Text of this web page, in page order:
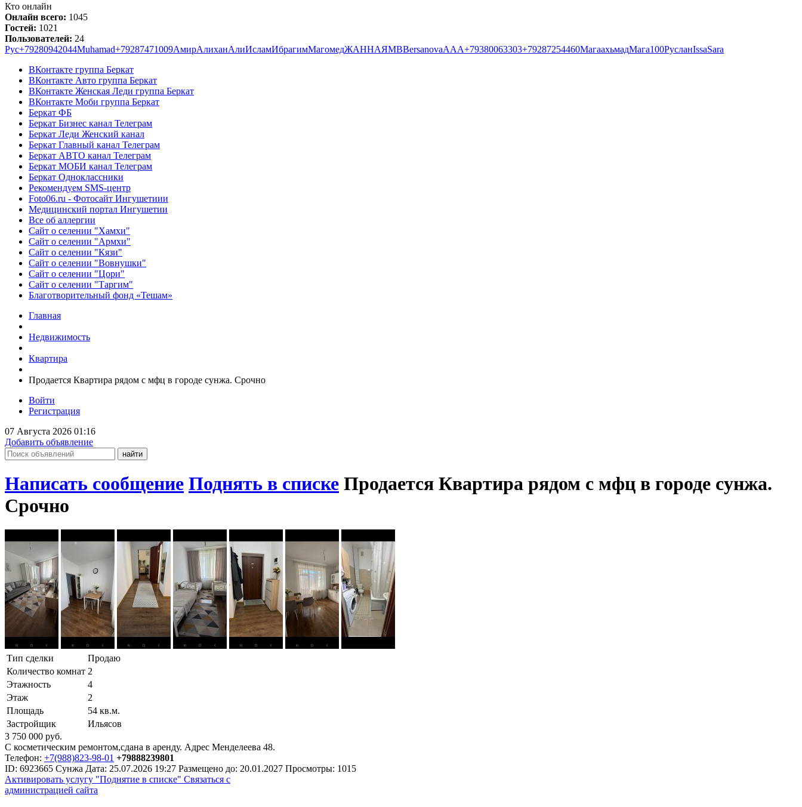
Кто онлайн
Онлайн всего: 1045
Гостей: 1021
Пользователей: 24
Рус+79280942044Muhamad+79287471009АмирАлиханАлиИсламИбрагимМагомедЖАННАЯMBBersanovaAAA+79380063303+79287254460МагаахьмадМага100РусланIssaSara
ВКонтакте группа Беркат
ВКонтакте Авто группа Беркат
ВКонтакте Женская Леди группа Беркат
ВКонтакте Моби группа Беркат
Беркат ФБ
Беркат Бизнес канал Телеграм
Беркат Леди Женский канал
Беркат Главный канал Телеграм
Беркат АВТО канал Телеграм
Беркат МОБИ канал Телеграм
Беркат Одноклассники
Рекомендуем SMS-центр
Foto06.ru - Фотосайт Ингушетиии
Медицинский портал Ингушетии
Все об аллергии
Сайт о селении "Хамхи"
Сайт о селении "Армхи"
Сайт о селении "Кязи"
Сайт о селении "Вовнушки"
Сайт о селении "Цори"
Сайт о селении "Таргим"
Благотворительный фонд «Тешам»
Главная
Недвижимость
Квартира
Продается Квартира рядом с мфц в городе сунжа. Срочно
Войти
Регистрация
07 Августа 2026 01:16
Добавить объявление
Написать сообщение Поднять в списке Продается Квартира рядом с мфц в городе сунжа.
Срочно
Тип сделки
Продаю
Количество комнат 2
Этажность
4
Этаж
2
Площадь
54 кв.м.
Застройщик
Ильясов
3 750 000 руб.
С косметическим ремонтом,сдана в аренду. Адрес Менделеева 48.
Телефон: +7(988)823-98-01 +79888239801
ID: 6923665 Сунжа Дата: 25.07.2026 19:27 Размещено до: 20.01.2027 Просмотры: 1015
Активировать услугу "Поднятие в списке" Связаться с
администрацией сайта